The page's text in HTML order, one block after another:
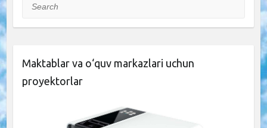
Maktablar va o‘quv markazlari uchun
proyektorlar